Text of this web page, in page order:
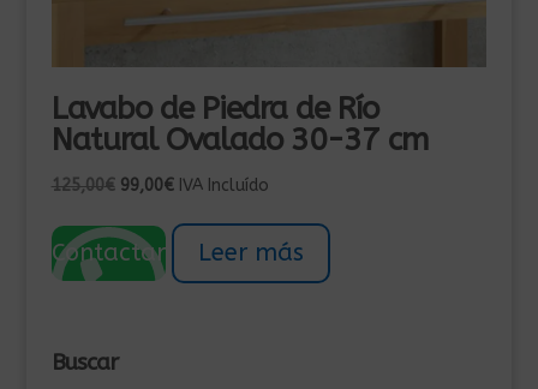
Lavabo de Piedra de Río
Natural Ovalado 30-37 cm
125,00€ El
original
era:
99,00€El
actual
IVA Incluído
Contactar Leer más
Buscar